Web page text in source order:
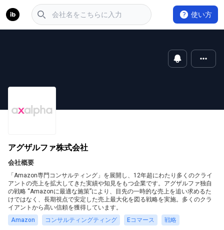
使い方
アグザルファ株式会社
会社概要
「Amazon専門コンサルティング」を展開し、12年超にわたり多くのクライ
アントの売上を拡大してきた実績や知見をもつ企業です。アグザルファ独自
の戦略 “Amazonに最適な施策”により、目先の一時的な売上を追い求めるた
けではなく、長期視点で安定した売上最大化を図る戦略を実施。多くのクラ
イアントから高い信頼を獲得しています。
Amazon
コンサルティングティング Eコマース 戦略